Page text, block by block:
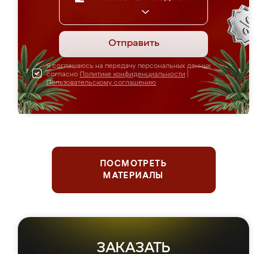
Отправить
Я соглашаюсь на передачу персональных данных
согласно Политике конфиденциальности
Пользовательскому соглашению
ПОСМОТРЕТЬ
МАТЕРИАЛЫ
ЗАКАЗАТЬ